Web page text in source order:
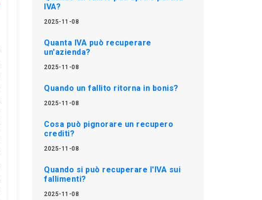
IVA?
2025-11-08
Quanta IVA può recuperare
un'azienda?
2025-11-08
Quando un fallito ritorna in bonis?
2025-11-08
Cosa può pignorare un recupero
crediti?
2025-11-08
Quando si può recuperare l'IVA sui
fallimenti?
2025-11-08